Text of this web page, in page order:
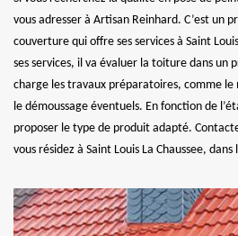
vous adresser à Artisan Reinhard. C’est un
couverture qui offre ses services à Saint
ses services, il va évaluer la toiture dans un
charge les travaux préparatoires, comme
le démoussage éventuels. En fonction de
proposer le type de produit adapté.
vous résidez à Saint Louis La Chaussee, dans